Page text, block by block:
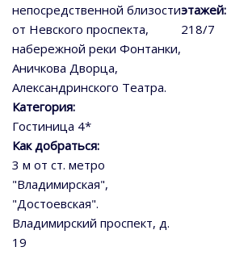
непосредственной близости
от Невского проспекта,
набережной реки Фонтанки,
Аничкова Дворца,
Александринского Театра.
Категория:
Гостиница 4*
Как добраться:
3 м от ст. метро
"Владимирская",
"Достоевская".
Владимирский проспект, д.
19
этажей:
218/7